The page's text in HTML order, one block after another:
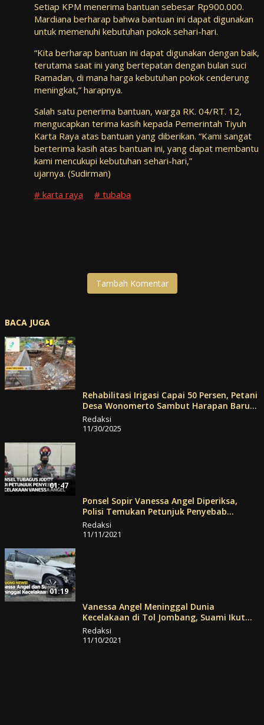
Setiap KPM menerima bantuan sebesar Rp900.000.
Mardiana berharap bahwa bantuan ini dapat digunakan
untuk memenuhi kebutuhan pokok sehari-hari.
“Kita berharap bantuan ini dapat digunakan dengan baik,
terutama saat ini yang bertepatan dengan bulan suci
Ramadan, di mana harga kebutuhan pokok cenderung
meningkat,” harapnya.
Salah satu penerima bantuan, warga RK. 04/RT. 12,
mengucapkan terima kasih kepada Pemerintah Tiyuh
Karta Raya atas bantuan yang diberikan. “Kami sangat
berterima kasih atas bantuan ini, yang dapat membantu
kami mencukupi kebutuhan sehari-hari,”
ujarnya. (Sudirman)
karta raya
tubaba
Tambah Komentar
BACA JUGA
Rehabilitasi Irigasi Capai 50 Persen, Petani
Desa Wonomerto Sambut Harapan Baru
untuk Masa Tanam
Redaksi
11/30/2025
01:47
Ponsel Sopir Vanessa Angel Diperiksa,
Polisi Temukan Petunjuk Penyebab
Kecelakaan | Kabar Petang
Redaksi
11/11/2021
01:19
Vanessa Angel Meninggal Dunia
Kecelakaan di Tol Jombang, Suami Ikut
Tewas!
Redaksi
11/10/2021